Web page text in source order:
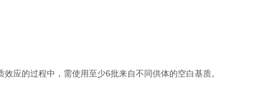
应的过程中，需使用至少6批来自不同供体的空白基质。